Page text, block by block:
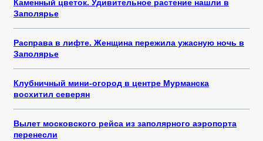
Каменный цветок. Удивительное растение нашли в
Заполярье
Расправа в лифте. Женщина пережила ужасную ночь в
Заполярье
Клубничный мини-огород в центре Мурманска
восхитил северян
Вылет московского рейса из заполярного аэропорта
перенесли